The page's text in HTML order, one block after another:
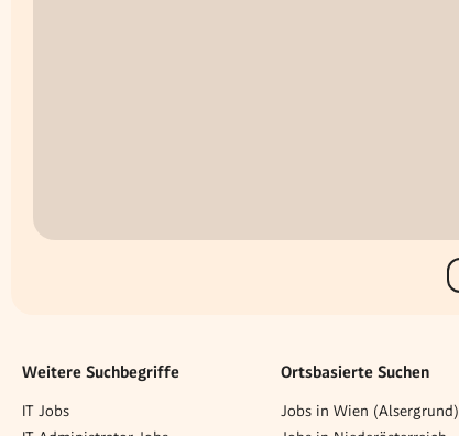
Weitere Suchbegriffe
IT Jobs
Ortsbasierte Suchen
Jobs in Wien (Alsergrund)